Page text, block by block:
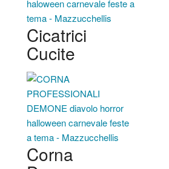
Cicatrici
Cucite
Corna